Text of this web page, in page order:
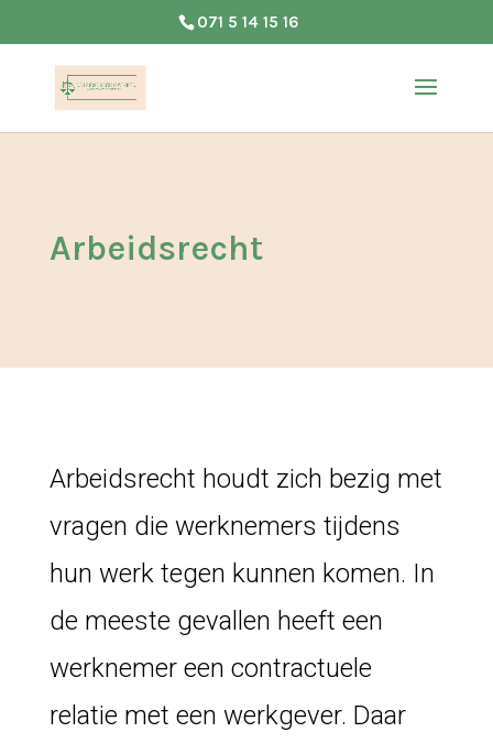
071 5 14 15 16
Arbeidsrecht
Arbeidsrecht houdt zich bezig met
vragen die werknemers tijdens
hun werk tegen kunnen komen. In
de meeste gevallen heeft een
werknemer een contractuele
relatie met een werkgever. Daar